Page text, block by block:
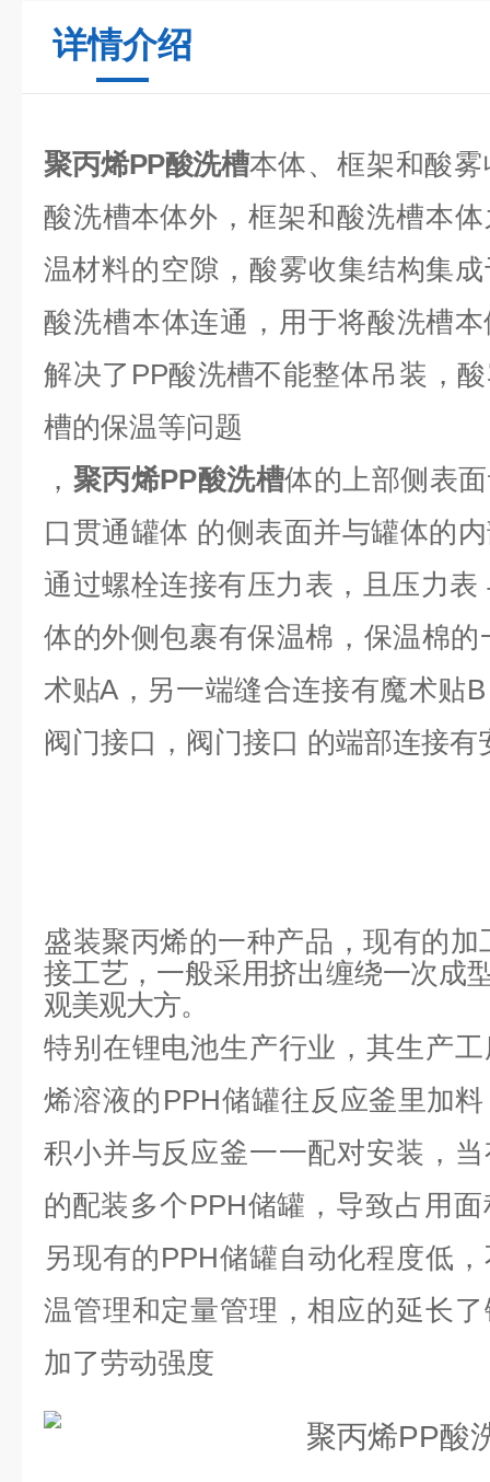
详情介绍
聚丙烯PP酸洗槽本体、框架和酸
酸洗槽本体外，框架和酸洗槽本
温材料的空隙，酸雾收集结构集
酸洗槽本体连通，用于将酸洗槽本
解决了PP酸洗槽不能整体吊装，
槽的保温等问题
， 聚丙烯PP酸洗槽体的上部侧表
口贯通罐体 的侧表面并与罐体的
通过螺栓连接有压力表，
且 压力表
体的外侧包裹有保温棉，保温棉的
术贴A ， 另一端缝合连接有魔术贴
阀门接口，阀门接口 的端部连接有
盛装聚丙烯的一种产品，现有的
接工艺，一般采用挤出缠绕一次成
观美观大方。
特别在锂电池生产行业，其生产
烯溶液的 PPH储罐往反 应釜里加
积小并与反应釜一一配对安装，
的配装多个PPH储罐，导致占用
另现有的PPH储罐自动化程度低
温管理和定量管理，相应的延长
加了劳动强度